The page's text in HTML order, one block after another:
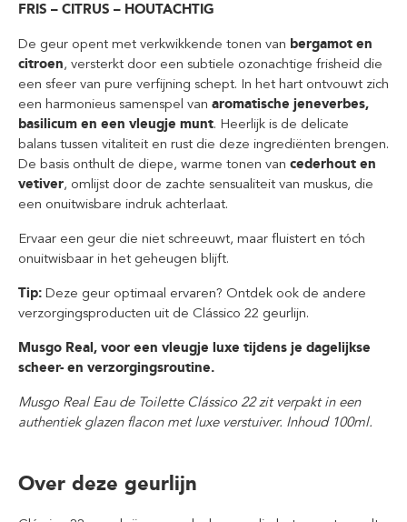
FRIS – CITRUS – HOUTACHTIG
De geur opent met verkwikkende tonen van bergamot en
citroen, versterkt door een subtiele ozonachtige frisheid die
een sfeer van pure verfijning schept. In het hart ontvouwt zich
een harmonieus samenspel van aromatische jeneverbes,
basilicum en een vleugje munt. Heerlijk is de delicate
balans tussen vitaliteit en rust die deze ingrediënten brengen.
De basis onthult de diepe, warme tonen van cederhout en
vetiver, omlijst door de zachte sensualiteit van muskus, die
een onuitwisbare indruk achterlaat.
Ervaar een geur die niet schreeuwt, maar fluistert en tóch
onuitwisbaar in het geheugen blijft.
Tip: Deze geur optimaal ervaren? Ontdek ook de andere
verzorgingsproducten uit de Clássico 22 geurlijn.
Musgo Real, voor een vleugje luxe tijdens je dagelijkse
scheer- en verzorgingsroutine.
Musgo Real Eau de Toilette Clássico 22zit verpakt in een
authentiek glazen flacon met luxe verstuiver. Inhoud 100ml.
Over deze geurlijn